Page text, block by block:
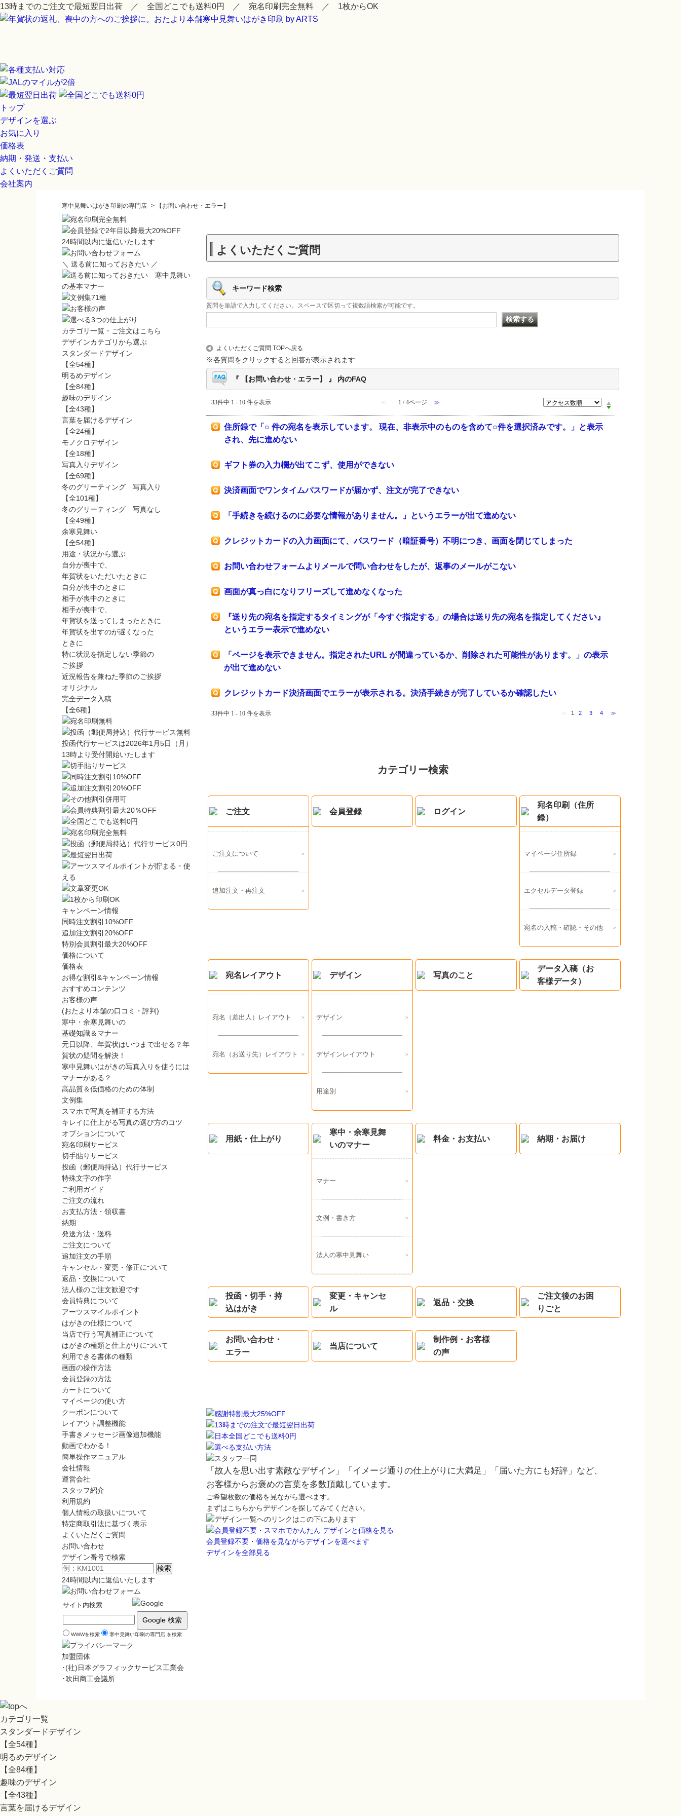
13時までのご注文で最短翌日出荷 ／ 全国どこでも送料0円 ／ 宛名印刷完全無料 ／ 1枚からOK
トップ
デザインを選ぶ
お気に入り
価格表
納期・発送・支払い
よくいただくご質問
会社案内
寒中見舞いはがき印刷の専門店 > 【お問い合わせ・エラー】
24時間以内に返信いたします
＼ 送る前に知っておきたい ／
カテゴリ一覧・ご注文はこちら
デザインカテゴリから選ぶ
スタンダードデザイン
【全54種】
明るめデザイン
【全84種】
趣味のデザイン
【全43種】
言葉を届けるデザイン
【全24種】
モノクロデザイン
【全18種】
写真入りデザイン
【全69種】
冬のグリーティング 写真入り
【全101種】
冬のグリーティング 写真なし
【全49種】
余寒見舞い
【全54種】
用途・状況から選ぶ
自分が喪中で、
年賀状をいただいたときに
自分が喪中のときに
相手が喪中のときに
相手が喪中で、
年賀状を送ってしまったときに
年賀状を出すのが遅くなった
ときに
特に状況を指定しない季節の
ご挨拶
近況報告を兼ねた季節のご挨拶
オリジナル
完全データ入稿
【全6種】
投函代行サービスは2026年1月5日（月）
13時より受付開始いたします
キャンペーン情報
同時注文割引10%OFF
追加注文割引20%OFF
特別会員割引最大20%OFF
価格について
価格表
お得な割引&キャンペーン情報
おすすめコンテンツ
お客様の声
(おたより本舗の口コミ・評判)
寒中・余寒見舞いの
基礎知識＆マナー
元日以降、年賀状はいつまで出せる？年
賀状の疑問を解決！
寒中見舞いはがきの写真入りを使うには
マナーがある？
高品質＆低価格のための体制
文例集
スマホで写真を補正する方法
キレイに仕上がる写真の選び方のコツ
オプションについて
宛名印刷サービス
切手貼りサービス
投函（郵便局持込）代行サービス
特殊文字の作字
ご利用ガイド
ご注文の流れ
お支払方法・領収書
納期
発送方法・送料
ご注文について
追加注文の手順
キャンセル・変更・修正について
返品・交換について
法人様のご注文歓迎です
会員特典について
アーツスマイルポイント
はがきの仕様について
当店で行う写真補正について
はがきの種類と仕上がりについて
利用できる書体の種類
画面の操作方法
会員登録の方法
カートについて
マイページの使い方
クーポンについて
レイアウト調整機能
手書きメッセージ画像追加機能
動画でわかる！
簡単操作マニュアル
会社情報
運営会社
スタッフ紹介
利用規約
個人情報の取扱いについて
特定商取引法に基づく表示
よくいただくご質問
お問い合わせ
デザイン番号で検索
24時間以内に返信いたします
サイト内検索
WWWを検索 寒中見舞い印刷の専門店 を検索
加盟団体
･(社)日本グラフィックサービス工業会
･吹田商工会議所
よくいただくご質問
キーワード検索
質問を単語で入力してください。スペースで区切って複数語検索が可能です。
よくいただくご質問 TOPへ戻る
※各質問をクリックすると回答が表示されます
『 【お問い合わせ・エラー】 』 内のFAQ
33件中 1 - 10 件を表示 ≪ 1 / 4ページ ≫
住所録で「○ 件の宛名を表示しています。 現在、非表示中のものを含めて○件を選択済みです。」と表示
され、先に進めない
ギフト券の入力欄が出てこず、使用ができない
決済画面でワンタイムパスワードが届かず、注文が完了できない
「手続きを続けるのに必要な情報がありません。」というエラーが出て進めない
クレジットカードの入力画面にて、パスワード（暗証番号）不明につき、画面を閉じてしまった
お問い合わせフォームよりメールで問い合わせをしたが、返事のメールがこない
画面が真っ白になりフリーズして進めなくなった
『送り先の宛名を指定するタイミングが「今すぐ指定する」の場合は送り先の宛名を指定してください』
というエラー表示で進めない
「ページを表示できません。指定されたURL が間違っているか、削除された可能性があります。」の表示
が出て進めない
クレジットカード決済画面でエラーが表示される。決済手続きが完了しているか確認したい
33件中 1 - 10 件を表示 1 2 3 4 ≫
カテゴリー検索
ご注文
ご注文について
追加注文・再注文
会員登録 ログイン
宛名印刷（住所
録）
マイページ住所録
エクセルデータ登録
宛名の入稿・確認・その他
宛名レイアウト
宛名（差出人）レイアウト
宛名（お送り先）レイアウト
デザイン
デザイン
デザインレイアウト
用途別
写真のこと
データ入稿（お
客様データ）
用紙・仕上がり
寒中・余寒見舞
いのマナー
マナー
文例・書き方
法人の寒中見舞い
料金・お支払い 納期・お届け
投函・切手・持
込はがき
変更・キャンセ
ル
返品・交換
ご注文後のお困
りごと
お問い合わせ・
エラー
当店について
制作例・お客様
の声
「故人を思い出す素敵なデザイン」「イメージ通りの仕上がりに大満足」「届いた方にも好評」など、
お客様からお褒めの言葉を多数頂戴しています。
ご希望枚数の価格を見ながら選べます。
まずはこちらからデザインを探してみてください。
会員登録不要・価格を見ながらデザインを選べます
デザインを全部見る
カテゴリ一覧
スタンダードデザイン
【全54種】
明るめデザイン
【全84種】
趣味のデザイン
【全43種】
言葉を届けるデザイン